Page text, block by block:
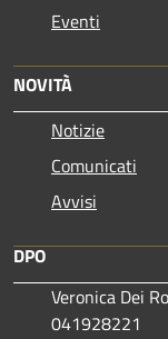
Eventi
NOVITÀ
Notizie
Comunicati
Avvisi
DPO
Veronica Dei
041928221